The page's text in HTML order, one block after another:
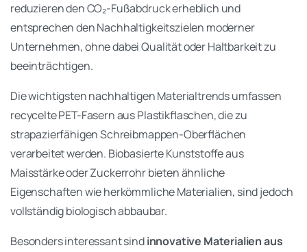
reduzieren den CO₂-Fußabdruck erheblich und
entsprechen den Nachhaltigkeitszielen moderner
Unternehmen, ohne dabei Qualität oder Haltbarkeit zu
beeinträchtigen.
Die wichtigsten nachhaltigen Materialtrends umfassen
recycelte PET-Fasern aus Plastikflaschen, die zu
strapazierfähigen Schreibmappen-Oberflächen
verarbeitet werden. Biobasierte Kunststoffe aus
Maisstärke oder Zuckerrohr bieten ähnliche
Eigenschaften wie herkömmliche Materialien, sind jedoch
vollständig biologisch abbaubar.
Besonders interessant sindinnovative Materialien aus